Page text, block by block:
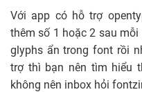
Với app có hỗ trợ
thêm số 1 hoặc 2 sau
glyphs ẩn trong font rồi
trợ thì bạn nên tìm hiểu
không nên inbox hỏi